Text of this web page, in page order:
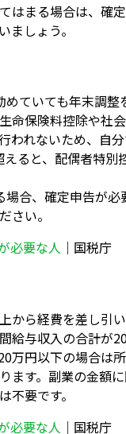
はまる場合は、確
しょう。
ていても年末調整
命保険料控除や社
われないため、自
ると、配偶者特別
合、確定申告が必
さい。
必要な人 ｜国税庁
から経費を差し引
給与収入の合計が
万円以下の場合は
ます。副業の金額
要です。
必要な人 ｜国税庁